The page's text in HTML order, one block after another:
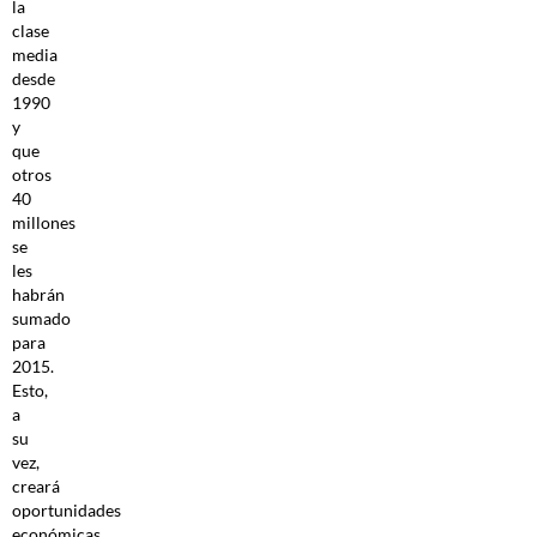
la
clase
media
desde
1990
y
que
otros
40
millones
se
les
habrán
sumado
para
2015.
Esto,
a
su
vez,
creará
oportunidades